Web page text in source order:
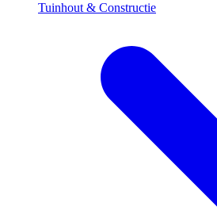
Tuinhout & Constructie